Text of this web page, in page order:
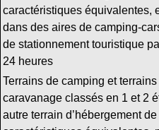
caractéristiques équivalentes,
dans des aires de camping-
de stationnement touristique
24 heures
Terrains de camping et
caravanage classés en 1 et 2
autre terrain d’hébergement